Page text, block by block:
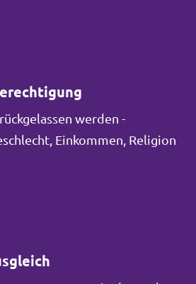
werden -
Einkommen, Religion